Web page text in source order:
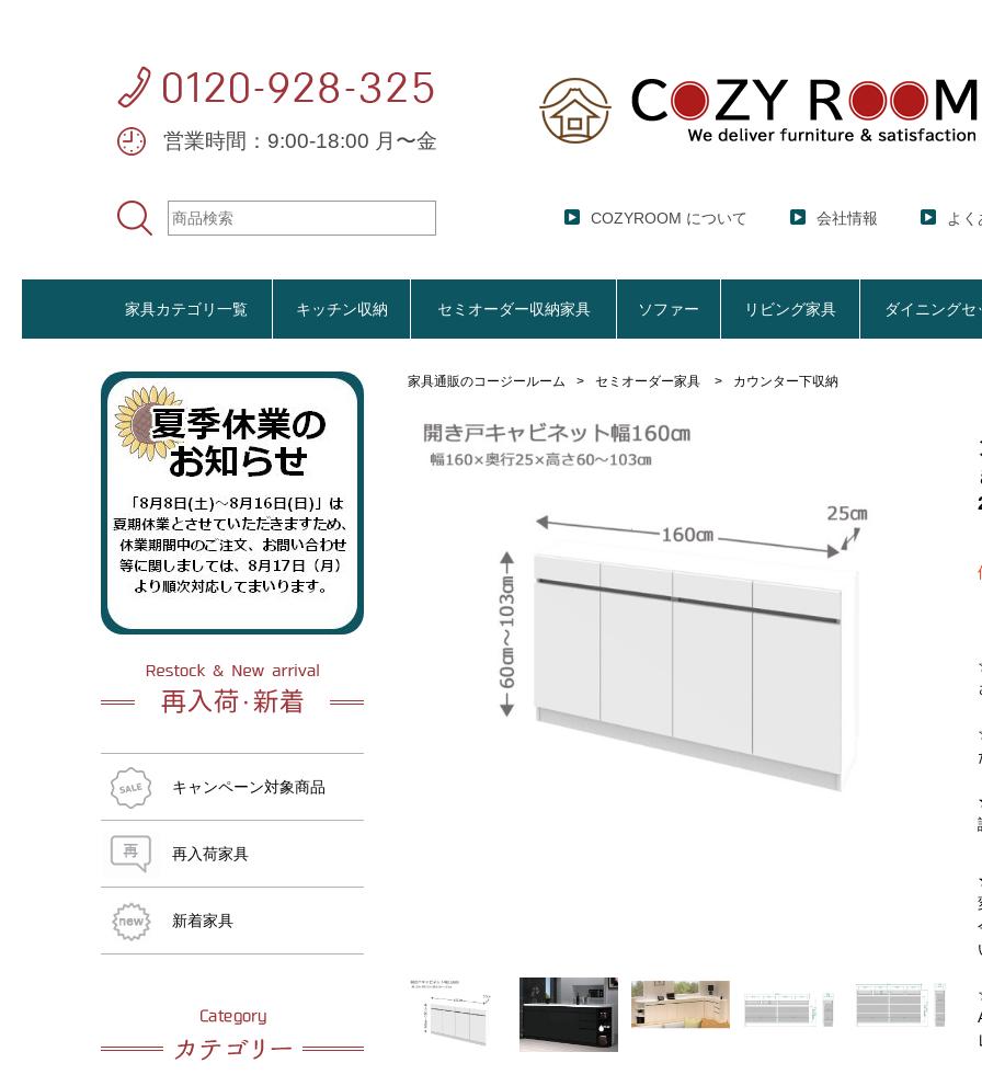
営業時間：9:00-18:00 月〜金
COZYROOM について 会社情報 よく
家具カテゴリ一覧 キッチン収納
レンジ台・レンジラック
特徴で選ぶ
大型レンジ収納可能
ダストボックス収納可能
ロータイプレンジ
ハイタイプレンジ台
キッチンボード（食器棚・カップボード）
キッチンカウンター
セミオーダー収納家具
セミオーダー収納家具
【CUBO】&【LASCO】レンジ台
【LASCO】カウンター下収納
【LASCO】ワードローブ
【LASCO】スリムラック
【
【
【
【
ソファー
ソファー
大きさで選ぶ
2人掛けソファー
3人掛けソファー
ファブリックソフ
本革ソファー
【
【
【
【
リビング家具
おすすめ商品
リビング家具
【Pittaly】耐震上置きラック
下駄箱・シューズボックス
サニタリー収納ラ
アコーディオンド
デスク・デスクワ
タワー tower（山崎
CDラック・DVDラ
ダイニングセ
ダイニングセット
【VALO】セミオーダーダイニングテーブル
ハイエース用
車のサイズで選ぶ
【ワイド幅】リアシートテーブル
【標準幅用】テレ
おすすめ商品
ここでしか買えない！COZY ROOMオリジナル家具
生活感を隠してスッキリ収納
レンジ台【CUBO】
調理器具をスマート収納
ディスプレイ鍋収納【Pots】
狭いキッチン
【COOKING
究極の自
個室型
家具通販のコージールーム セミオーダー家具 カウンター下収納
キャンペーン対象商品
再入荷家具
新着家具